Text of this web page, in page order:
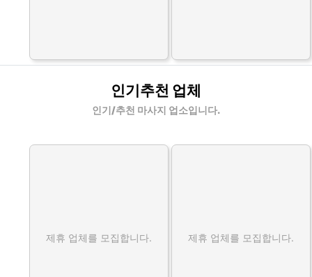
인기추천 업체
인기/추천 마사지 업소입니다.
제휴 업체를 모집합니다. 제휴 업체를 모집합니다.